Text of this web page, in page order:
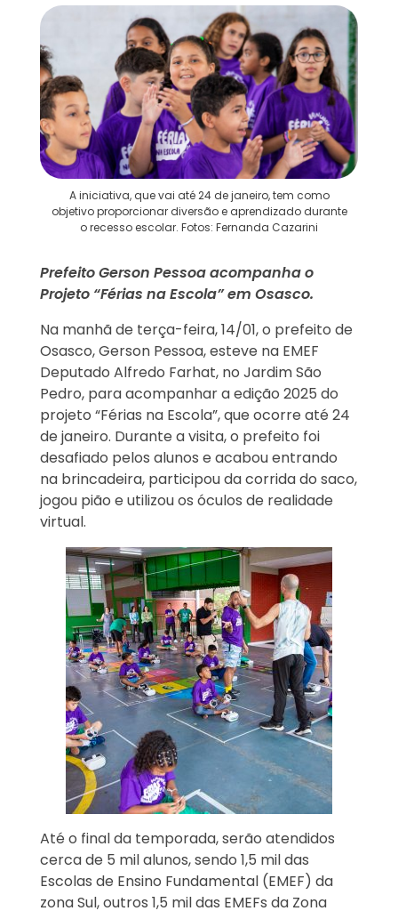
A iniciativa, que vai até 24 de janeiro, tem como
objetivo proporcionar diversão e aprendizado durante
o recesso escolar. Fotos: Fernanda Cazarini
Prefeito Gerson Pessoa acompanha o
Projeto “Férias na Escola” em Osasco.
Na manhã de terça-feira, 14/01, o prefeito de
Osasco, Gerson Pessoa, esteve na EMEF
Deputado Alfredo Farhat, no Jardim São
Pedro, para acompanhar a edição 2025 do
projeto “Férias na Escola”, que ocorre até 24
de janeiro. Durante a visita, o prefeito foi
desafiado pelos alunos e acabou entrando
na brincadeira, participou da corrida do saco,
jogou pião e utilizou os óculos de realidade
virtual.
Até o final da temporada, serão atendidos
cerca de 5 mil alunos, sendo 1,5 mil das
Escolas de Ensino Fundamental (EMEF) da
zona Sul, outros 1,5 mil das EMEFs da Zona